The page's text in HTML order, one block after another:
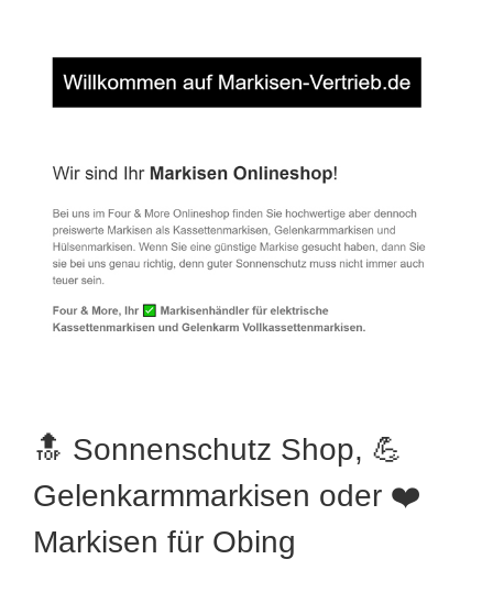
🔝 Sonnenschutz Shop, 💪
Gelenkarmmarkisen oder ❤️
Markisen für Obing